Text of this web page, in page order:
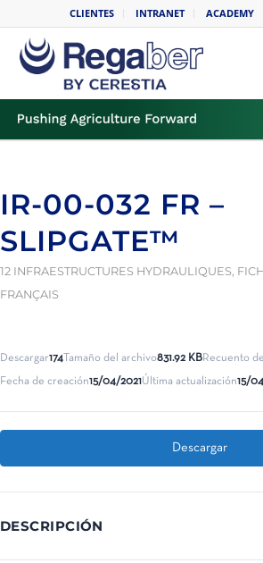
CLIENTES INTRANET ACADEMY
IR-00-032 FR –
SLIPGATE™
12 INFRAESTRUCTURES HYDRAULIQUES,
FRANÇAIS
Descargar174 Tamaño del archivo831.92 KBRecuento
Fecha de creación15/04/2021Última actualización15/
Descargar
DESCRIPCIÓN